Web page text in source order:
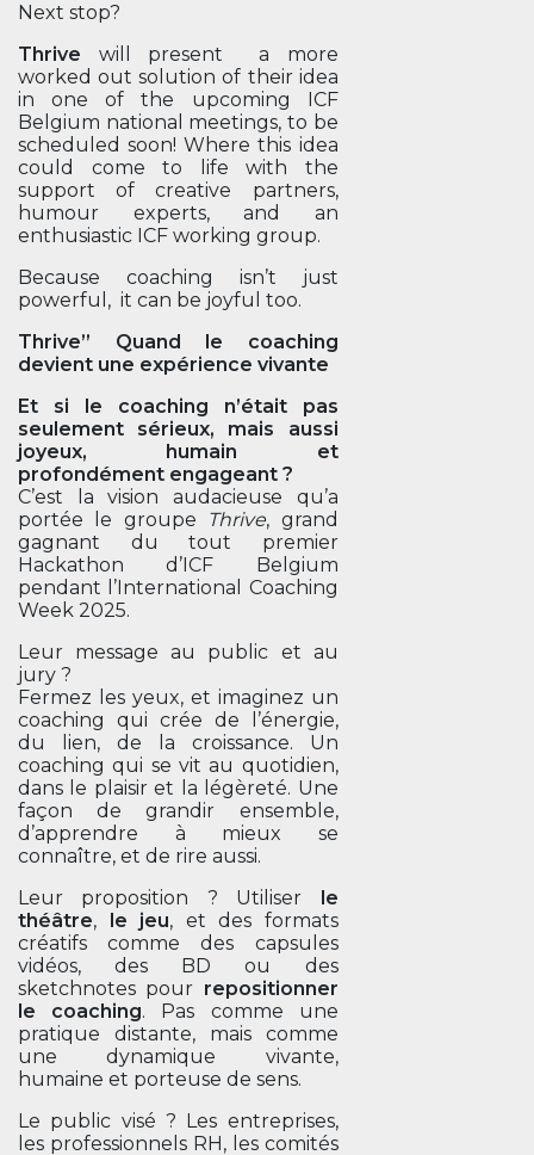
Next stop?
Thrive will present a more
worked out solution of their idea
in one of the upcoming ICF
Belgium national meetings, to be
scheduled soon! Where this idea
could come to life with the
support of creative partners,
humour experts, and an
enthusiastic ICF working group.
Because coaching isn’t just
powerful, it can be joyful too.
Thrive” Quand le coaching
devient une expérience vivante
Et si le coaching n’était pas
seulement sérieux, mais aussi
joyeux, humain et
profondément engageant ?
C’est la vision audacieuse qu’a
portée le groupe Thrive, grand
gagnant du tout premier
Hackathon d’ICF Belgium
pendant l’International Coaching
Week 2025.
Leur message au public et au
jury ?
Fermez les yeux, et imaginez un
coaching qui crée de l’énergie,
du lien, de la croissance. Un
coaching qui se vit au quotidien,
dans le plaisir et la légèreté. Une
façon de grandir ensemble,
d’apprendre à mieux se
connaître, et de rire aussi.
Leur proposition ? Utiliser le
théâtre, le jeu, et des formats
créatifs comme des capsules
vidéos, des BD ou des
sketchnotes pour repositionner
le coaching. Pas comme une
pratique distante, mais comme
une dynamique vivante,
humaine et porteuse de sens.
Le public visé ? Les entreprises,
les professionnels RH, les comités